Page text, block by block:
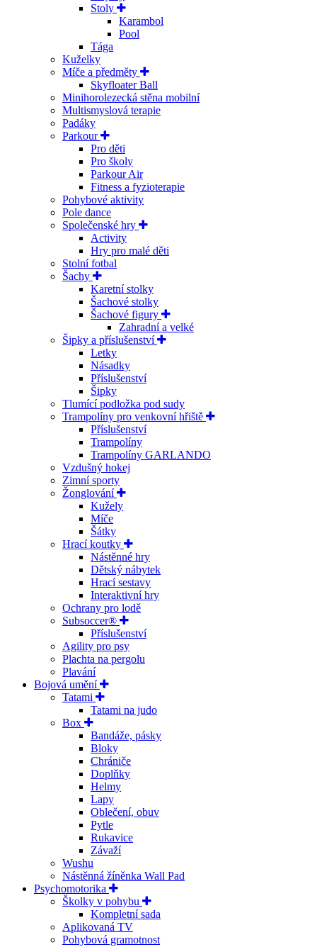
Stoly
Karambol
Pool
Tága
Kuželky
Míče a předměty
Skyfloater Ball
Minihorolezecká stěna mobilní
Multismyslová terapie
Padáky
Parkour
Pro děti
Pro školy
Parkour Air
Fitness a fyzioterapie
Pohybové aktivity
Pole dance
Společenské hry
Activity
Hry pro malé děti
Stolní fotbal
Šachy
Karetní stolky
Šachové stolky
Šachové figury
Zahradní a velké
Šipky a příslušenství
Letky
Násadky
Příslušenství
Šipky
Tlumící podložka pod sudy
Trampolíny pro venkovní hřiště
Příslušenství
Trampolíny
Trampolíny GARLANDO
Vzdušný hokej
Zimní sporty
Žonglování
Kužely
Míče
Šátky
Hrací koutky
Nástěnné hry
Dětský nábytek
Hrací sestavy
Interaktivní hry
Ochrany pro lodě
Subsoccer®
Příslušenství
Agility pro psy
Plachta na pergolu
Plavání
Bojová umění
Tatami
Tatami na judo
Box
Bandáže, pásky
Bloky
Chrániče
Doplňky
Helmy
Lapy
Oblečení, obuv
Pytle
Rukavice
Závaží
Wushu
Nástěnná žíněnka Wall Pad
Psychomotorika
Školky v pohybu
Kompletní sada
Aplikovaná TV
Pohybová gramotnost